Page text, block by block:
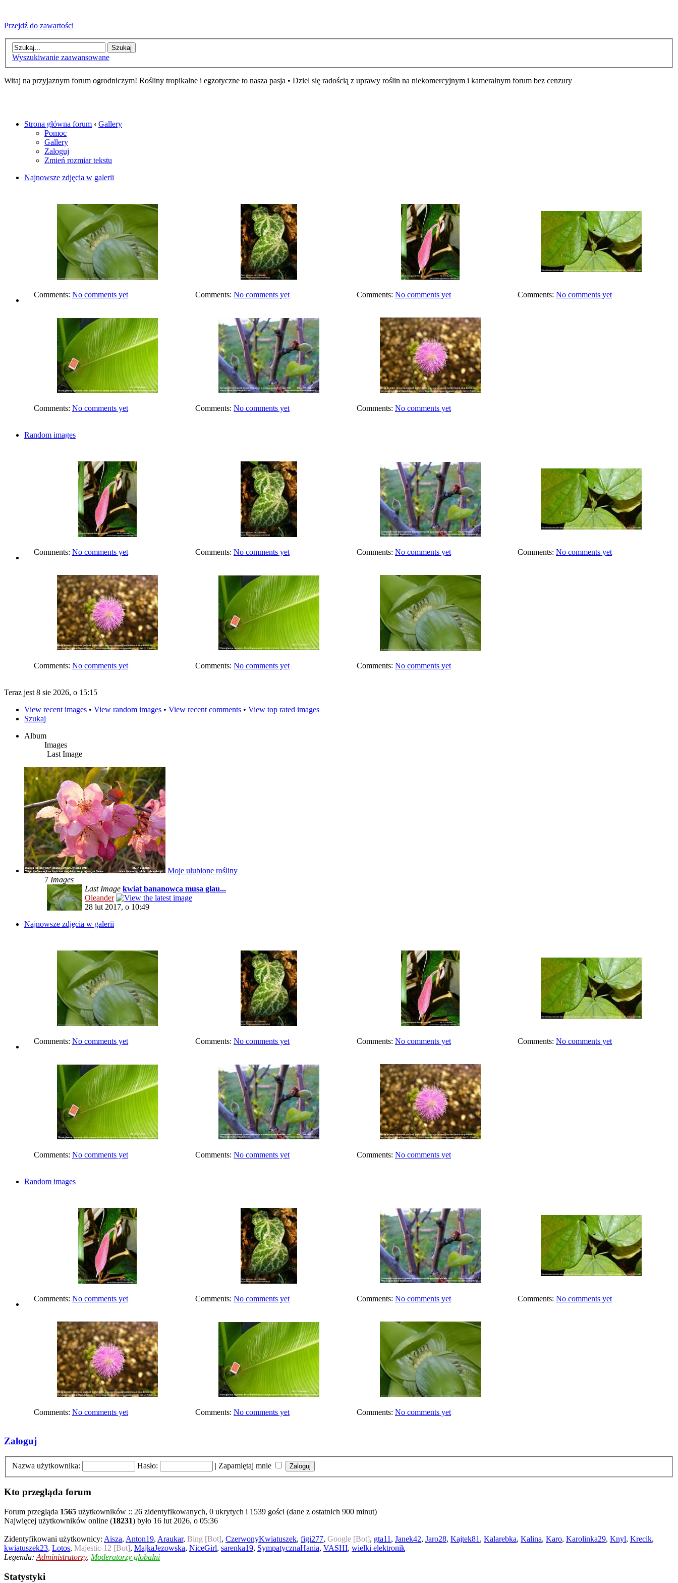
Przejdź do zawartości
Wyszukiwanie zaawansowane
Witaj na przyjaznym forum ogrodniczym! Rośliny tropikalne i egzotyczne to nasza pasja • Dziel się radością z uprawy roślin na niekomercyjnym i kameralnym forum bez cenzury
Strona główna forum ‹ Gallery
Pomoc
Gallery
Zaloguj
Zmień rozmiar tekstu
Najnowsze zdjęcia w galerii
Comments: No comments yet Comments: No comments yet Comments: No comments yet Comments: No comments yet
Comments: No comments yet Comments: No comments yet Comments: No comments yet
Random images
Comments: No comments yet Comments: No comments yet Comments: No comments yet Comments: No comments yet
Comments: No comments yet Comments: No comments yet Comments: No comments yet
Teraz jest 8 sie 2026, o 15:15
View recent images • View random images • View recent comments • View top rated images
Szukaj
Album
Images
Last Image
Moje ulubione rośliny
7 Images
Last Image kwiat bananowca musa glau...
Oleander
28 lut 2017, o 10:49
Najnowsze zdjęcia w galerii
Comments: No comments yet Comments: No comments yet Comments: No comments yet Comments: No comments yet
Comments: No comments yet Comments: No comments yet Comments: No comments yet
Random images
Comments: No comments yet Comments: No comments yet Comments: No comments yet Comments: No comments yet
Comments: No comments yet Comments: No comments yet Comments: No comments yet
Zaloguj
Nazwa użytkownika: Hasło: | Zapamiętaj mnie
Kto przegląda forum
Forum przegląda 1565 użytkowników :: 26 zidentyfikowanych, 0 ukrytych i 1539 gości (dane z ostatnich 900 minut)
Najwięcej użytkowników online (18231) było 16 lut 2026, o 05:36
Zidentyfikowani użytkownicy: Aisza, Anton19, Araukar, Bing [Bot], CzerwonyKwiatuszek, figi277, Google [Bot], gta11 , Janek42, Jaro28, Kajtek81 , Kalarebka, Kalina, Karo, Karolinka29, Knyl, Krecik,
kwiatuszek23, Lotos, Majestic-12 [Bot], MajkaJezowska, NiceGirl, sarenka19, SympatycznaHania, VASHI, wielki elektronik
Legenda: Administratorzy, Moderatorzy globalni
Statystyki